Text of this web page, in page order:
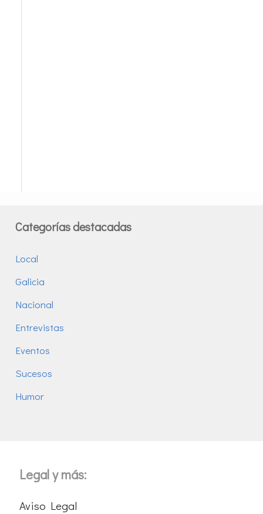
Categorías destacadas
Local
Galicia
Nacional
Entrevistas
Eventos
Sucesos
Humor
Legal y más:
Aviso Legal